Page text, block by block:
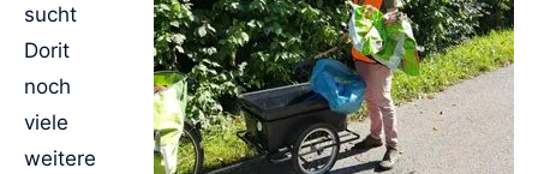
sucht
Dorit
noch
viele
weitere